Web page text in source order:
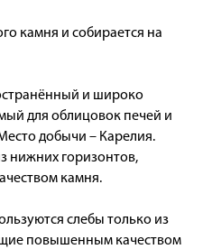
камня и собирается на
и широко
для облицовок печей и
добычи – Карелия.
нижних горизонтов,
камня.
слебы только из
повышенным качеством